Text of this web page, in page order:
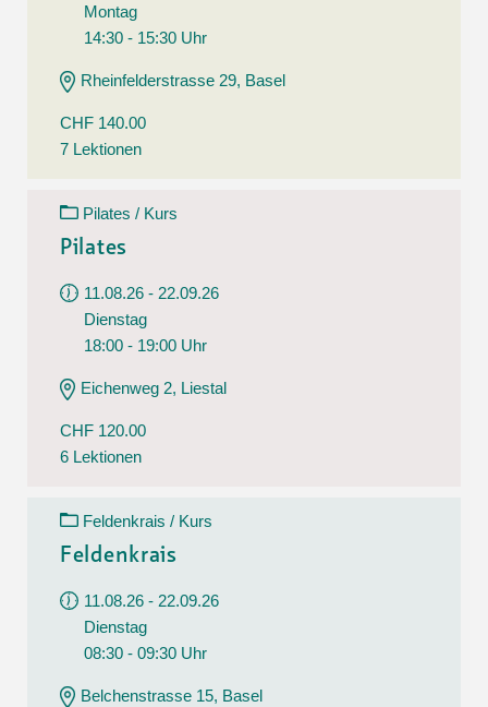
Montag
14:30 - 15:30 Uhr
Rheinfelderstrasse 29, Basel
CHF 140.00
7 Lektionen
Pilates / Kurs
Pilates
11.08.26 - 22.09.26
Dienstag
18:00 - 19:00 Uhr
Eichenweg 2, Liestal
CHF 120.00
6 Lektionen
Feldenkrais / Kurs
Feldenkrais
11.08.26 - 22.09.26
Dienstag
08:30 - 09:30 Uhr
Belchenstrasse 15, Basel